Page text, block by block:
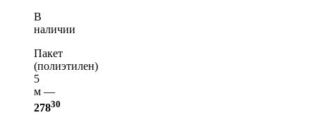
В
наличии
Пакет
(полиэтилен)
5
м —
27830